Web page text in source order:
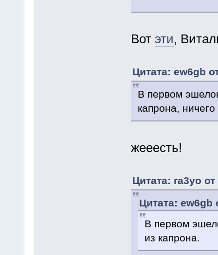
Вот эти,
Цитата: ew6gb
В первом
капрона,
жееесть!
Цитата: ra3yo
Цитата: ew6gb
В первом
из капрона.